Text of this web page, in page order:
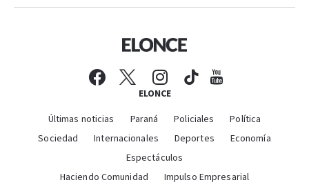
ELONCE
Últimas noticias Paraná Policiales
Política
Sociedad
Internacionales Deportes
Economía
Espectáculos
Haciendo Comunidad
Impulso Empresarial